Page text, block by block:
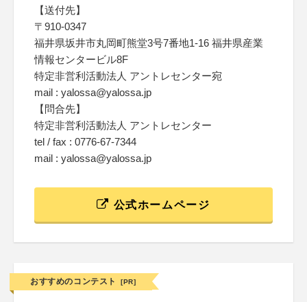
【送付先】
〒910-0347
福井県坂井市丸岡町熊堂3号7番地1-16 福井県産業
情報センタービル8F
特定非営利活動法人 アントレセンター宛
mail : yalossa@yalossa.jp
【問合先】
特定非営利活動法人 アントレセンター
tel / fax : 0776-67-7344
mail : yalossa@yalossa.jp
公式ホームページ
おすすめのコンテスト [PR]